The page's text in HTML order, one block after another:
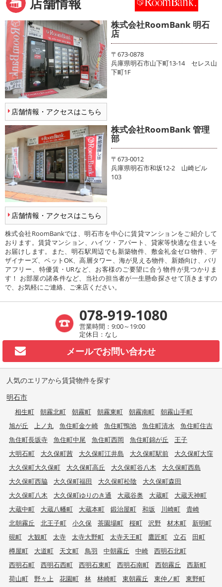
店舗情報・アクセスはこちら
株式会社RoomBank 明石
店
〒673-0878
兵庫県明石市山下町13-14 セレス山
下町1F
店舗情報・アクセスはこちら
株式会社RoomBank 管理
部
〒673-0012
兵庫県明石市和坂12-2 山崎ビル
103
株式会社RoomBankでは、明石市を中心に賃貸マンションをご紹介して
おります。賃貸マンション、ハイツ・アパート、貸家等快適な住まいを
お届けします。また、明石駅周辺でも新築物件、敷金礼金ゼロ物件、デ
ザイナーズ、ペットOK、高層タワー、海が見える物件、新婚向け、バリ
アフリー、特優賃・URなど、お客様のご要望に合う物件が見つかりま
す！ お部屋の諸条件など、当社の担当者が一生懸命探させて頂きますの
で、お気軽にご連絡、ご来店ください。
078-919-1080
営業時間：9:00～19:00
定休日：なし
メールでお問い合わせ
人気のエリアから賃貸物件を探す
明石市
相生町 朝霧北町 朝霧町 朝霧東町 朝霧南町
朝霧山手町
旭が丘
上ノ丸 魚住町金ケ崎 魚住町鴨池 魚住町清水
魚住町住吉
魚住町長坂寺
魚住町中尾 魚住町西岡 魚住町錦が丘
王子
大明石町
大久保町茜 大久保町江井島 大久保町駅前
大久保町大窪
大久保町大久保町
大久保町高丘 大久保町谷八木
大久保町西島
大久保町西脇
大久保町福田 大久保町松陰
大久保町森田
大久保町八木
大久保町ゆりのき通 大蔵谷奥 大蔵町
大蔵天神町
大蔵中町
大蔵八幡町 大蔵本町 鍛治屋町 和坂 川崎町
貴崎
北朝霧丘
北王子町 小久保 茶園場町 桜町 沢野 材木町
新明町
硯町
大観町 太寺 太寺大野町 太寺天王町 鷹匠町 立石
田町
樽屋町
大道町 天文町 鳥羽 中朝霧丘 中崎
西明石北町
西明石町
西明石西町 西明石東町 西明石南町 西朝霧丘
西新町
荷山町
野々上 花園町 林 林崎町 東朝霧丘 東仲ノ町
東野町